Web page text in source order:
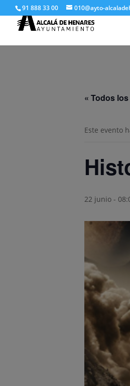
91 888 33 00 010@ayto-
« Todos
Este evento
22 junio -